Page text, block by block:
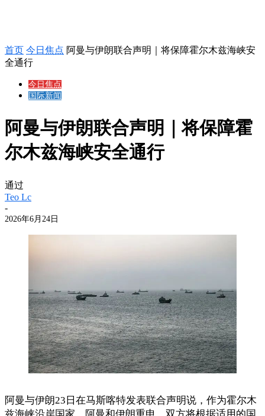
首页 今日焦点 阿曼与伊朗联合声明｜将保障霍尔木兹海峡安
全通行
今日焦点
国际新闻
阿曼与伊朗联合声明｜将保障霍
尔木兹海峡安全通行
通过
Teo Lc
-
2026年6月24日
阿曼与伊朗23日在马斯喀特发表联合声明说，作为霍尔木